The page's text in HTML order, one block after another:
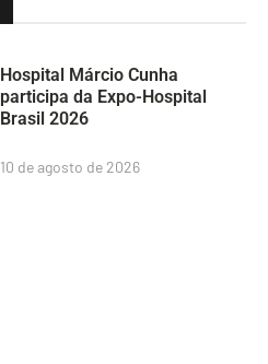
Hospital Márcio Cunha
participa da Expo-Hospital
Brasil 2026
10 de agosto de 2026